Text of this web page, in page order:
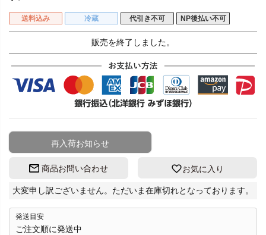
送料込み 冷蔵 代引き不可 NP後払い不可
販売を終了しました。
再入荷お知らせ
商品お問い合わせ お気に入り
大変申し訳ございません。ただいま在庫切れとなっております。
発送目安
ご注文順に発送中